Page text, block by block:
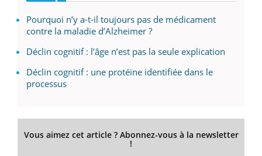
Pourquoi n’y a-t-il toujours pas de médicament
contre la maladie d’Alzheimer ?
Déclin cognitif : l’âge n’est pas la seule explication
Déclin cognitif : une protéine identifiée dans le
processus
Vous aimez cet article ? Abonnez-vous à la newsletter
!